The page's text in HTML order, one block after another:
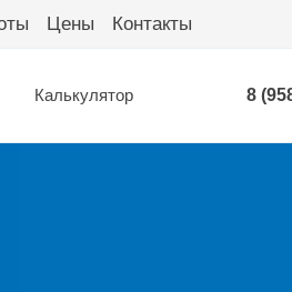
Цены Контакты
Калькулятор 8